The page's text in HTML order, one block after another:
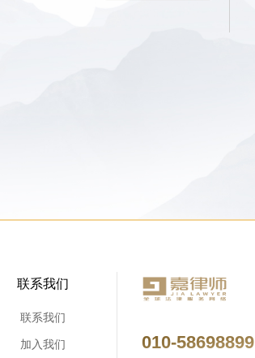
联系我们
联系我们
加入我们 010-58698899